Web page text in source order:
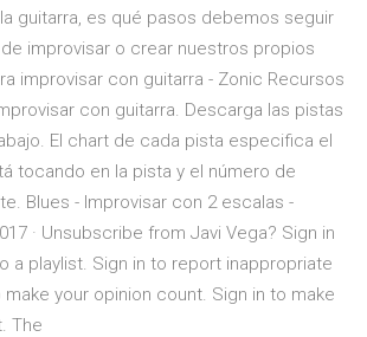
guitarra, es qué pasos debemos seguir
improvisar o crear nuestros propios
improvisar con guitarra - Zonic Recursos
con guitarra. Descarga las pistas
El chart de cada pista especifica el
tocando en la pista y el número de
Blues - Improvisar con 2 escalas -
· Unsubscribe from Javi Vega? Sign in
a playlist. Sign in to report inappropriate
your opinion count. Sign in to make
The